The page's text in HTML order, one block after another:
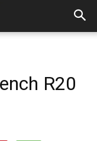
R20